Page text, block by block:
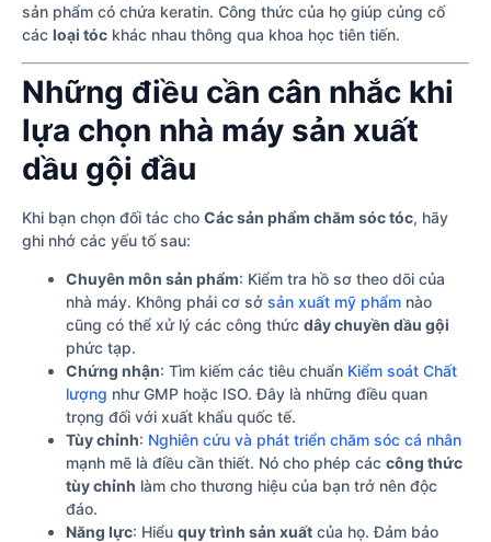
sản phẩm có chứa keratin. Công thức của họ giúp củng cố
các loại tóc khác nhau thông qua khoa học tiên tiến.
Những điều cần cân nhắc khi
lựa chọn nhà máy sản xuất
dầu gội đầu
Khi bạn chọn đối tác cho Các sản phẩm chăm sóc tóc, hãy
ghi nhớ các yếu tố sau:
Chuyên môn sản phẩm: Kiểm tra hồ sơ theo dõi của
nhà máy. Không phải cơ sở sản xuất mỹ phẩm nào
cũng có thể xử lý các công thức dây chuyền dầu gội
phức tạp.
Chứng nhận: Tìm kiếm các tiêu chuẩn Kiểm soát Chất
lượng như GMP hoặc ISO. Đây là những điều quan
trọng đối với xuất khẩu quốc tế.
Tùy chỉnh: Nghiên cứu và phát triển chăm sóc cá nhân
mạnh mẽ là điều cần thiết. Nó cho phép các công thức
tùy chỉnh làm cho thương hiệu của bạn trở nên độc
đáo.
Năng lực: Hiểu quy trình sản xuất của họ. Đảm bảo